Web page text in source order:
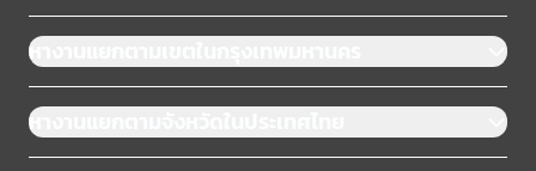
หางานแยกตามเขตในกรุงเทพมหานคร
หางานแยกตามจังหวัดในประเทศไทย